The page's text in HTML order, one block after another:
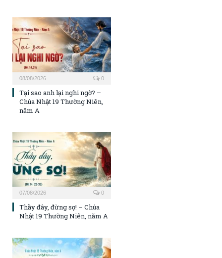
08/08/2026 0
Tại sao anh lại nghi ngờ? –
Chúa Nhật 19 Thường Niên,
năm A
07/08/2026 0
Thầy đây, đừng sợ! – Chúa
Nhật 19 Thường Niên, năm A